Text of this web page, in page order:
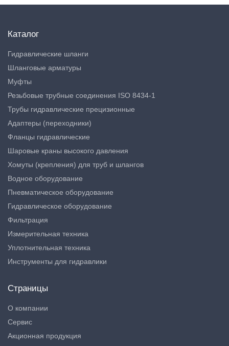
Каталог
Гидравлические шланги
Шланговые арматуры
Муфты
Резьбовые трубные соединения ISO 8434-1
Трубы гидравлические прецизионные
Адаптеры (переходники)
Фланцы гидравлические
Шаровые краны высокого давления
Хомуты (крепления) для труб и шлангов
Водное оборудование
Пневматическое оборудование
Гидравлическое оборудование
Фильтрация
Измерительная техника
Уплотнительная техника
Инструменты для гидравлики
Страницы
О компании
Сервис
Акционная продукция